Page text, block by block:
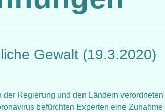
Gewalt (19.3.2020)
Regierung und den Ländern verordneten
befürchten Experten eine